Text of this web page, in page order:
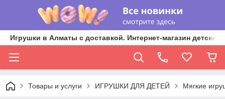
Игрушки в Алматы с доставкой. Интернет-магазин
Товары и услуги ИГРУШКИ ДЛЯ ДЕТЕЙ Мягкие